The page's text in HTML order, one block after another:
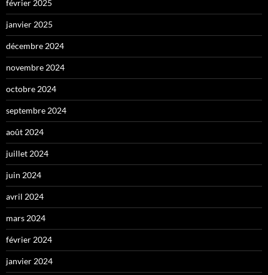
février 2025
janvier 2025
décembre 2024
novembre 2024
octobre 2024
septembre 2024
août 2024
juillet 2024
juin 2024
avril 2024
mars 2024
février 2024
janvier 2024